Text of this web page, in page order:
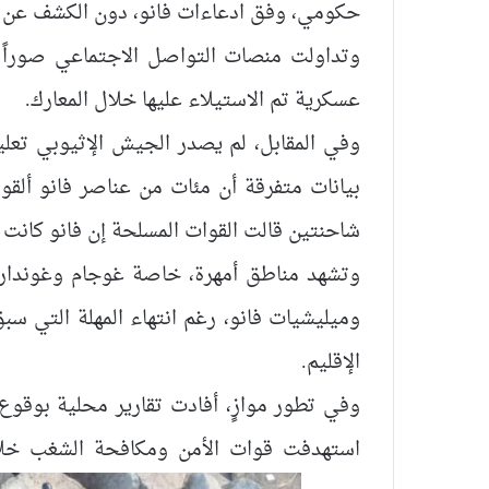
حكومي، وفق ادعاءات فانو، دون الكشف
وتداولت منصات التواصل الاجتماعي صوراً
عسكرية تم الاستيلاء عليها خلال المعارك.
وفي المقابل، لم يصدر الجيش الإثيوبي
بيانات متفرقة أن مئات من عناصر فانو
شاحنتين قالت القوات المسلحة إن فانو
وتشهد مناطق أمهرة، خاصة غوجام
وميليشيات فانو، رغم انتهاء المهلة
الإقليم.
وفي تطور موازٍ، أفادت تقارير محلية
استهدفت قوات الأمن ومكافحة الشغب